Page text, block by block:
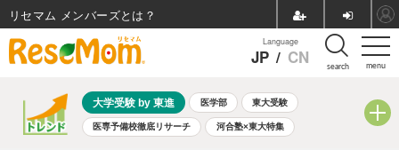
menu
Language
JP / CN search
大学受験 by 東進 医学部 東大受験
医専予備校徹底リサーチ 河合塾×東大特集
リセマム メンバーズ